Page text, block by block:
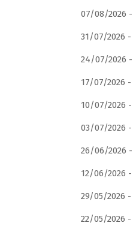
07/08/2026 -
31/07/2026 -
24/07/2026 -
17/07/2026 -
10/07/2026 -
03/07/2026 -
26/06/2026 -
12/06/2026 -
29/05/2026 -
22/05/2026 -